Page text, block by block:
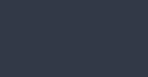
225 등이 있으며, 이를 통해
항은 다음과 같습니다.